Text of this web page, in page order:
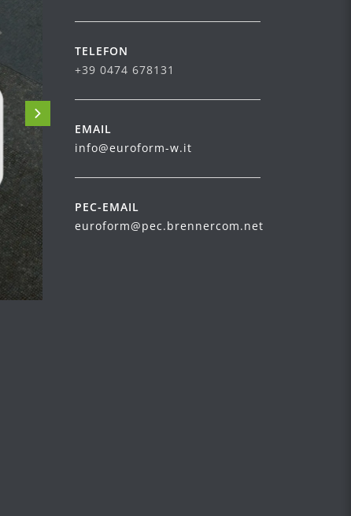
TELEFON
+39 0474 678131
EMAIL
info@euroform-w.it
PEC-EMAIL
euroform@pec.brennercom.net